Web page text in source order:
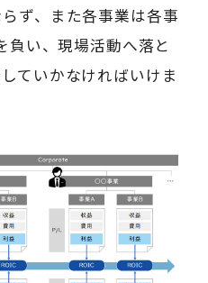
ず、また各事業は各事
負い、現場活動へ落と
ていかなければいけま